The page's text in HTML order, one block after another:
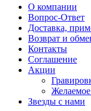
О компании
Вопрос-Ответ
Доставка,
Возврат и
Контакты
Соглашение
Акции
Желаемое
Звезды с нами